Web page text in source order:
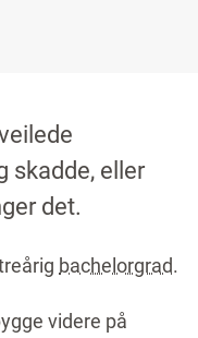
skadde, eller
det.
bachelorgrad.
videre på